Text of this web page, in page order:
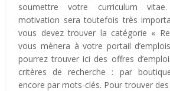
soumettre votre curriculum
motivation sera toutefois très
vous devez trouver la catégorie «
vous mènera à votre portail
pourrez trouver ici des offres
critères de recherche : par
encore par mots-clés. Pour trouver